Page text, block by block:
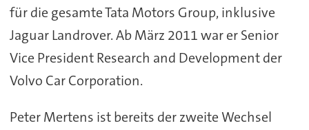
für die gesamte Tata Motors Group, inklusive
Jaguar Landrover. Ab März 2011 war er Senior
Vice President Research and Development der
Volvo Car Corporation.
Peter Mertens ist bereits der zweite Wechsel